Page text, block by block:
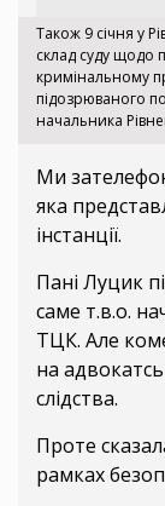
Також 9 січня у
склад суду щодо
кримінальному
підозрюваного
начальника
Ми
яка
інстанції.
Пані Луцик
саме т.в.о.
ТЦК. Але
на
слідства.
Проте
рамках